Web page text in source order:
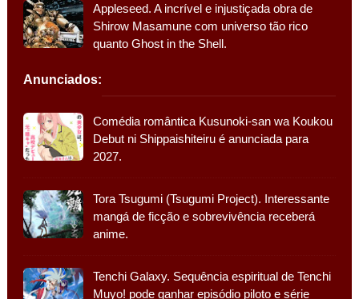
Appleseed. A incrível e injustiçada obra de
Shirow Masamune com universo tão rico
quanto Ghost in the Shell.
Anunciados:
Comédia romântica Kusunoki-san wa Koukou
Debut ni Shippaishiteiru é anunciada para
2027.
Tora Tsugumi (Tsugumi Project). Interessante
mangá de ficção e sobrevivência receberá
anime.
Tenchi Galaxy. Sequência espiritual de Tenchi
Muyo! pode ganhar episódio piloto e série